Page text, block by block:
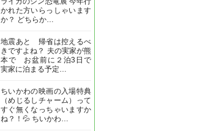
かれた方いらっしゃいます
か？ どちらか…
地震あと 帰省は控えるべ
きですよね？ 夫の実家が熊
本で お盆前に２泊3日で
実家に泊まる予定…
ちいかわの映画の入場特典
（めじるしチャーム）って
すぐ無くなっちゃいますか
ね？！💦 ちいかわ…